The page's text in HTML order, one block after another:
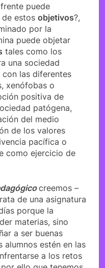
puede
de estos objetivos?,
por la
puede objetar
tales como los
una sociedad
las diferentes
xenófobas o
positiva de
patógena,
del medio
de los valores
pacífica o
como ejercicio de
creemos –
de una asignatura
porque la
materias, sino
a ser buenas
alumnos estén en las
a los retos